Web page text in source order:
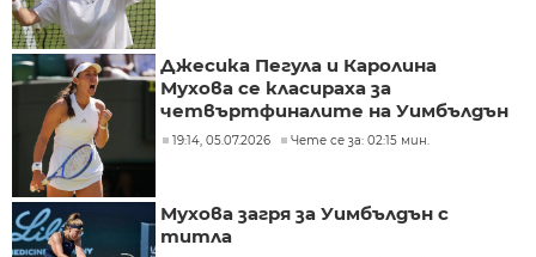
Джесика Пегула и Каролина
Мухова се класираха за
четвъртфиналите на Уимбълдън
19:14, 05.07.2026 Чете се за: 02:15 мин.
Мухова загря за Уимбълдън с
титла